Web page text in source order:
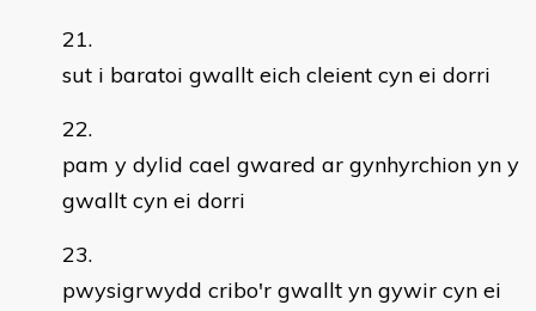
sut i baratoi gwallt eich cleient cyn ei dorri
pam y dylid cael gwared ar gynhyrchion yn y
gwallt cyn ei dorri
pwysigrwydd cribo'r gwallt yn gywir cyn ei